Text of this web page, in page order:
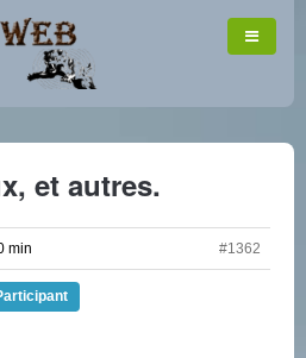
et autres.
min #1362